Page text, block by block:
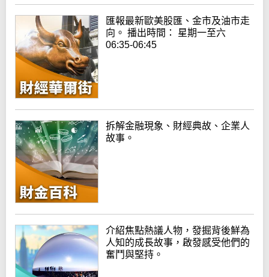
匯報最新歐美股匯、金市及油市走
向。 播出時間： 星期一至六
06:35-06:45
拆解金融現象、財經典故、企業人
故事。
介紹焦點熱議人物，發掘背後鮮為
人知的成長故事，啟發感受他們的
奮鬥與堅持。